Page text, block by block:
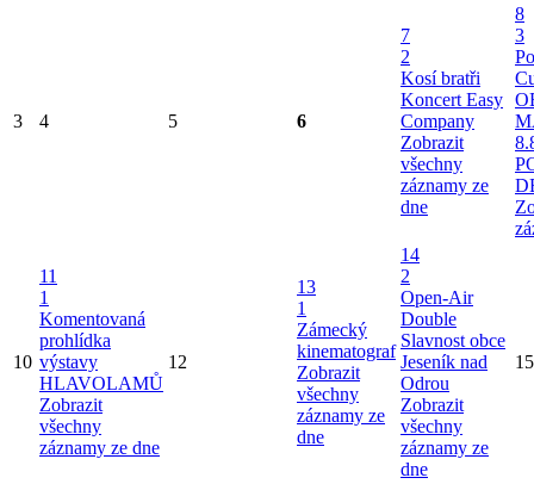
3 4 5 6
7
2
Kosí bratři
Koncert Easy
Company
Zobrazit
všechny
záznamy ze
dne
8
3
10
11
1
Komentovaná
prohlídka
výstavy
HLAVOLAMŮ
Zobrazit
všechny
záznamy ze dne
12
13
1
Zámecký
kinematograf
Zobrazit
všechny
záznamy ze
dne
14
2
Open-Air
Double
Slavnost obce
Jeseník nad
Odrou
Zobrazit
všechny
záznamy ze
dne
15